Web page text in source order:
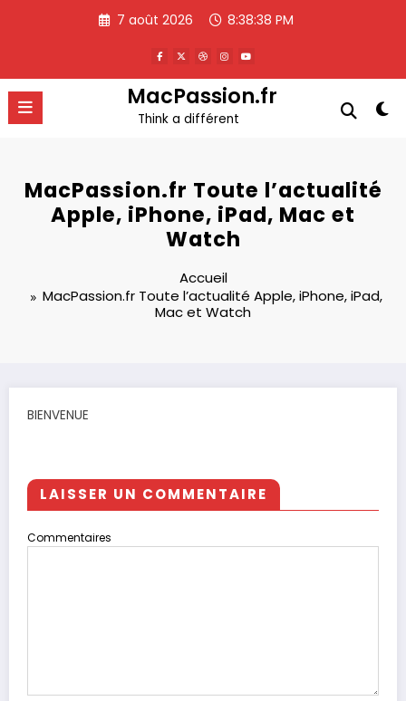
7 août 2026 8:38:38 PM
MacPassion.fr
Think a différent
MacPassion.fr Toute l’actualité
Apple, iPhone, iPad, Mac et
Watch
Accueil
MacPassion.fr Toute l’actualité Apple, iPhone, iPad,
Mac et Watch
BIENVENUE
LAISSER UN COMMENTAIRE
Commentaires